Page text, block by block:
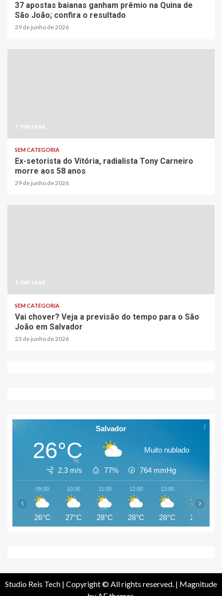
37 apostas baianas ganham prêmio na Quina de
São João; confira o resultado
29 de junho de 2026
1 min read
SEM CATEGORIA
Ex-setorista do Vitória, radialista Tony Carneiro
morre aos 58 anos
29 de junho de 2026
1 min read
SEM CATEGORIA
Vai chover? Veja a previsão do tempo para o São
João em Salvador
23 de junho de 2026
Salvador
26°C Muito nublado
2.3 m/s 77% 764 mmHg
09:00
26°C
10:00
27°C
11:00
28°C
12:00
28°C
13:00
28°C 28°C
‹ ›
Studio Reis Tech | Copyright © All rights reserved. | Magnitude